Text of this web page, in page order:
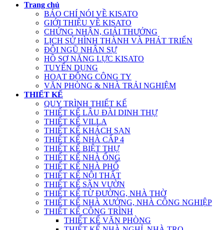
Trang chủ
BÁO CHÍ NÓI VỀ KISATO
GIỚI THIỆU VỀ KISATO
CHỨNG NHẬN, GIẢI THƯỞNG
LỊCH SỬ HÌNH THÀNH VÀ PHÁT TRIỂN
ĐỘI NGŨ NHÂN SỰ
HỒ SƠ NĂNG LỰC KISATO
TUYỂN DỤNG
HOẠT ĐỘNG CÔNG TY
VĂN PHÒNG & NHÀ TRẢI NGHIỆM
THIẾT KẾ
QUY TRÌNH THIẾT KẾ
THIẾT KẾ LÂU ĐÀI DINH THỰ
THIẾT KẾ VILLA
THIẾT KẾ KHÁCH SẠN
THIẾT KẾ NHÀ CẤP 4
THIẾT KẾ BIỆT THỰ
THIẾT KẾ NHÀ ỐNG
THIẾT KẾ NHÀ PHỐ
THIẾT KẾ NỘI THẤT
THIẾT KẾ SÂN VƯỜN
THIẾT KẾ TỪ ĐƯỜNG, NHÀ THỜ
THIẾT KẾ NHÀ XƯỞNG, NHÀ CÔNG NGHIỆP
THIẾT KẾ CÔNG TRÌNH
THIẾT KẾ VĂN PHÒNG